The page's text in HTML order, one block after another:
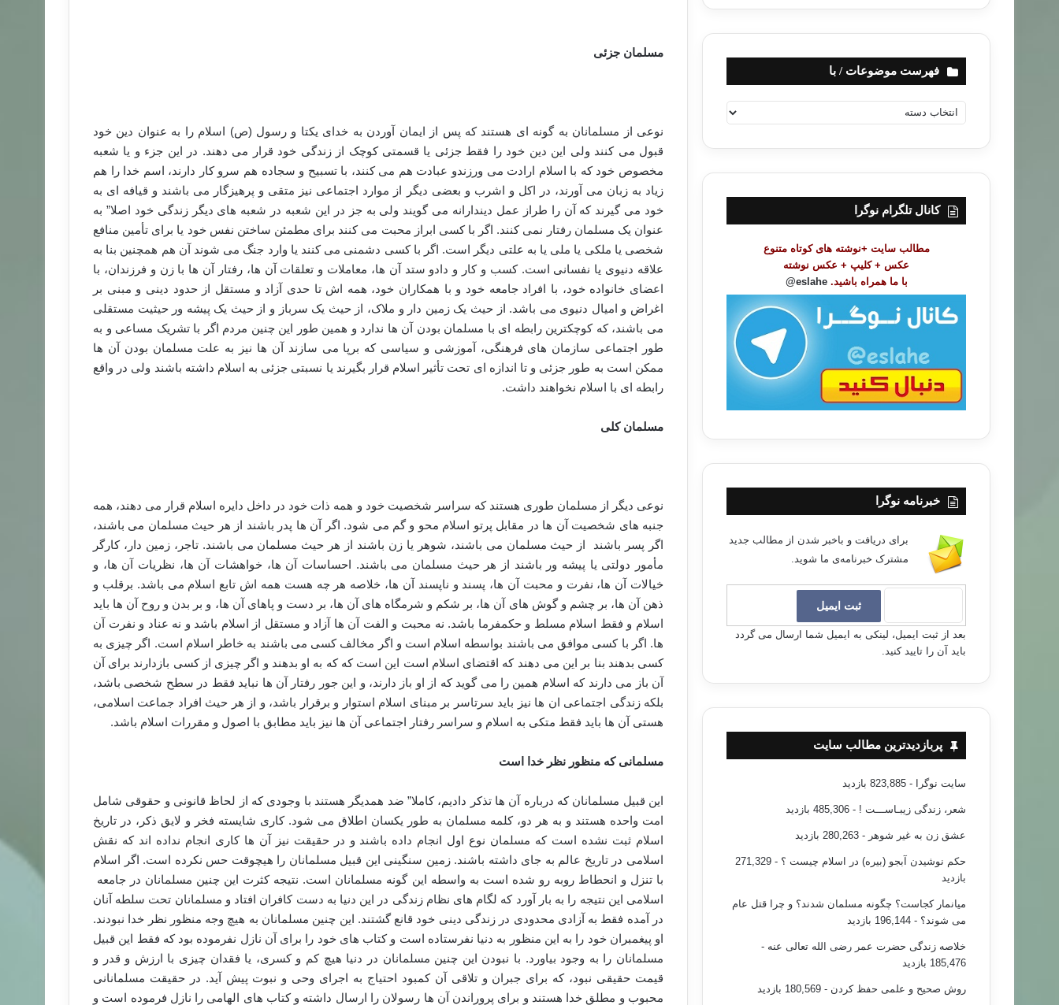
مسلمان جزئی
نوعی از مسلمانان به گونه ای هستند که پس از ایمان آوردن به خدای یکتا و رسول (ص) اسلام را به عنوان دین خود
قبول می کنند ولی این دین خود را فقط جزئی یا قسمتی کوچک از زندگی خود قرار می دهند. در این جزء و یا شعبه
مخصوص خود که با اسلام ارادت می ورزندو عبادت هم می کنند، با تسبیح و سجاده هم سرو کار دارند، اسم خدا را هم
زیاد به زبان می آورند، در اکل و اشرب و بعضی دیگر از موارد اجتماعی نیز متقی و پرهیزگار می باشند و قیافه ای به
خود می گیرند که آن را طراز عمل دیندارانه می گویند ولی به جز در این شعبه در شعبه های دیگر زندگی خود اصلا” به
عنوان یک مسلمان رفتار نمی کنند. اگر با کسی ابراز محبت می کنند برای مطمئن ساختن نفس خود یا برای تأمین منافع
شخصی یا ملکی یا ملی یا به علتی دیگر است. اگر با کسی دشمنی می کنند یا وارد جنگ می شوند آن هم همچنین بنا به
علاقه دنیوی یا نفسانی است. کسب و کار و دادو ستد آن ها، معاملات و تعلقات آن ها، رفتار آن ها با زن و فرزندان، با
اعضای خانواده خود، با افراد جامعه خود و با همکاران خود، همه اش تا حدی آزاد و مستقل از حدود دینی و مبنی بر
اغراض و امیال دنیوی می باشد. از حیث یک زمین دار و ملاک، از حیث یک سرباز و از حیث یک پیشه ور حیثیت مستقلی
می باشند، که کوچکترین رابطه ای با مسلمان بودن آن ها ندارد و همین طور این چنین مردم اگر با تشریک مساعی و به
طور اجتماعی سازمان های فرهنگی، آموزشی و سیاسی که برپا می سازند آن ها نیز به علت مسلمان بودن آن ها
ممکن است به طور جزئی و تا اندازه ای تحت تأثیر اسلام قرار بگیرند یا نسبتی جزئی به اسلام داشته باشند ولی در واقع
رابطه ای با اسلام نخواهند داشت.
مسلمان کلی
نوعی دیگر از مسلمان طوری هستند که سراسر شخصیت خود و همه ذات خود در داخل دایره اسلام قرار می دهند، همه
جنبه های شخصیت آن ها در مقابل پرتو اسلام محو و گم می شود. اگر آن ها پدر باشند از هر حیث مسلمان می باشند،
اگر پسر باشند از حیث مسلمان می باشند، شوهر یا زن باشند از هر حیث مسلمان می باشند. تاجر، زمین دار، کارگر
مأمور دولتی یا پیشه ور باشند از هر حیث مسلمان می باشند. احساسات آن ها، خواهشات آن ها، نظریات آن ها، و
خیالات آن ها، نفرت و محبت آن ها، پسند و ناپسند آن ها، خلاصه هر چه هست همه اش تابع اسلام می باشد. برقلب و
ذهن آن ها، بر چشم و گوش های آن ها، بر شکم و شرمگاه های آن ها، بر دست و پاهای آن ها، و بر بدن و روح آن ها باید
اسلام و فقط اسلام مسلط و حکمفرما باشد. نه محبت و الفت آن ها آزاد و مستقل از اسلام باشد و نه عناد و نفرت آن
ها. اگر با کسی موافق می باشند بواسطه اسلام است و اگر مخالف کسی می باشند به خاطر اسلام است. اگر چیزی به
کسی بدهند بنا بر این می دهند که اقتضای اسلام است این است که که به او بدهند و اگر چیزی از کسی بازدارند برای آن
آن باز می دارند که اسلام همین را می گوید که از او باز دارند، و این جور رفتار آن ها نباید فقط در سطح شخصی باشد،
بلکه زندگی اجتماعی ان ها نیز باید سرتاسر بر مبنای اسلام استوار و برقرار باشد، و از هر حیث افراد جماعت اسلامی،
هستی آن ها باید فقط متکی به اسلام و سراسر رفتار اجتماعی آن ها نیز باید مطابق با اصول و مقررات اسلام باشد.
مسلمانی که منظور نظر خدا است
این قبیل مسلمانان که درباره آن ها تذکر دادیم، کاملا” ضد همدیگر هستند با وجودی که از لحاظ قانونی و حقوقی شامل
امت واحده هستند و به هر دو، کلمه مسلمان به طور یکسان اطلاق می شود. کاری شایسته فخر و لایق ذکر، در تاریخ
اسلام ثبت نشده است که مسلمان نوع اول انجام داده باشند و در حقیقت نیز آن ها کاری انجام نداده اند که نقش
اسلامی در تاریخ عالم به جای داشته باشند. زمین سنگینی این قبیل مسلمانان را هیچوقت حس نکرده است. اگر اسلام
با تنزل و انحطاط روبه رو شده است به واسطه این گونه مسلمانان است. نتیجه کثرت این چنین مسلمانان در جامعه
اسلامی این نتیجه را به بار آورد که لگام های نظام زندگی در این دنیا به دست کافران افتاد و مسلمانان تحت سلطه آنان
در آمده فقط به آزادی محدودی در زندگی دینی خود قانع گشتند. این چنین مسلمانان به هیچ وجه منظور نظر خدا نبودند.
او پیغمبران خود را به این منظور به دنیا نفرستاده است و کتاب های خود را برای آن نازل نفرموده بود که فقط این قبیل
مسلمانان را به وجود بیاورد. با نبودن این چنین مسلمانان در دنیا هیچ کم و کسری، یا فقدان چیزی با ارزش و قدر و
قیمت حقیقی نبود، که برای جبران و تلاقی آن کمبود احتیاج به اجرای وحی و نبوت پیش آید. در حقیقت مسلمانانی
محبوب و مطلق خدا هستند و برای پروراندن آن ها رسولان را ارسال داشته و کتاب های الهامی را نازل فرموده است و
فهرست موضوعات / با
ه
ت
ض
کانال تلگرام نوگرا
مطالب سایت +نوشته های کوتاه متنوع
عکس + کلیپ + عکس نوشته
با ما همراه باشید. eslahe@
خبرنامه نوگرا
برای دریافت و باخبر شدن از مطالب جدید
مشترک خبرنامه‌ی ما شوید.
بعد از ثبت ایمیل، لینکی به ایمیل شما ارسال می گردد
باید آن را تایید کنید.
پربازدیدترین مطالب سایت
سایت نوگرا - 823,885 بازدید
شعر، زندگی زیبـاســـت ! - 485,306 بازدید
عشق زن به غیر شوهر - 280,263 بازدید
حکم نوشیدن آبجو (بیره) در اسلام چیست ؟
- 271,329
بازدید
میانمار کجاست؟ چگونه مسلمان شدند؟ و چرا قتل عام
می شوند؟ - 196,144 بازدید
خلاصه زندگی حضرت عمر رضی الله تعالی عنه -
185,476 بازدید
روش صحیح و علمی حفظ کردن - 180,569 بازدید